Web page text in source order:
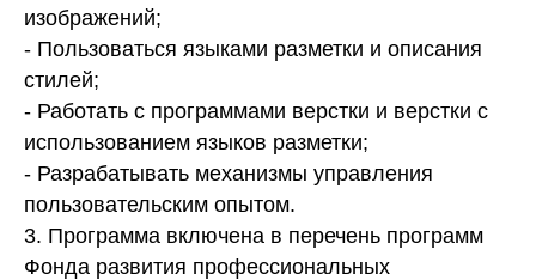
изображений;
- Пользоваться языками разметки и описания
стилей;
- Работать с программами верстки и верстки с
использованием языков разметки;
- Разрабатывать механизмы управления
пользовательским опытом.
3. Программа включена в перечень программ
Фонда развития профессиональных